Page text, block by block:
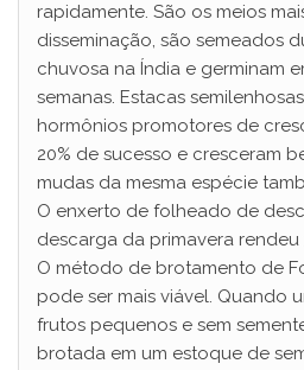
rapidamente. São os meios
disseminação, são semeados
chuvosa na Índia e germinam
semanas. Estacas
hormônios promotores de
20% de sucesso e cresceram
mudas da mesma espécie
O enxerto de folheado de
descarga da primavera rendeu
O método de brotamento de
pode ser mais viável. Quando
frutos pequenos e sem
brotada em um estoque de